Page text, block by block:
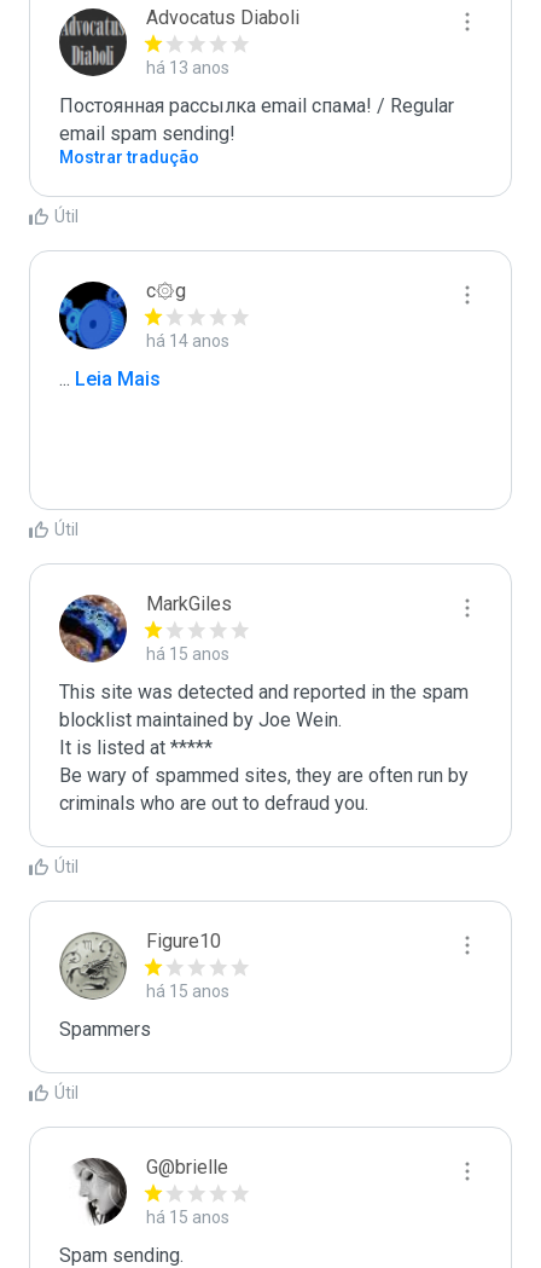
Advocatus Diaboli
há 13 anos
Постоянная рассылка email спама! / Regular
email spam sending!
Mostrar tradução
Útil
c۞g
há 14 anos
... Leia Mais
Útil
MarkGiles
há 15 anos
This site was detected and reported in the spam
blocklist maintained by Joe Wein.
It is listed at *****
Be wary of spammed sites, they are often run by
criminals who are out to defraud you.
Útil
Figure10
há 15 anos
Spammers
Útil
G@brielle
há 15 anos
Spam sending.